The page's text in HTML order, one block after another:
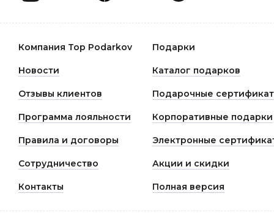
Компания Top Podarkov Подарки
Новости Каталог подарков
Отзывы клиентов Подарочные
Программа лояльности Корпоративные подарки
Правила и договоры Электронные
Сотрудничество Акции и скидки
Контакты Полная версия